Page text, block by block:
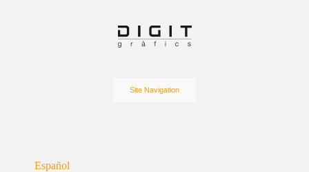
Site Navigation
Español